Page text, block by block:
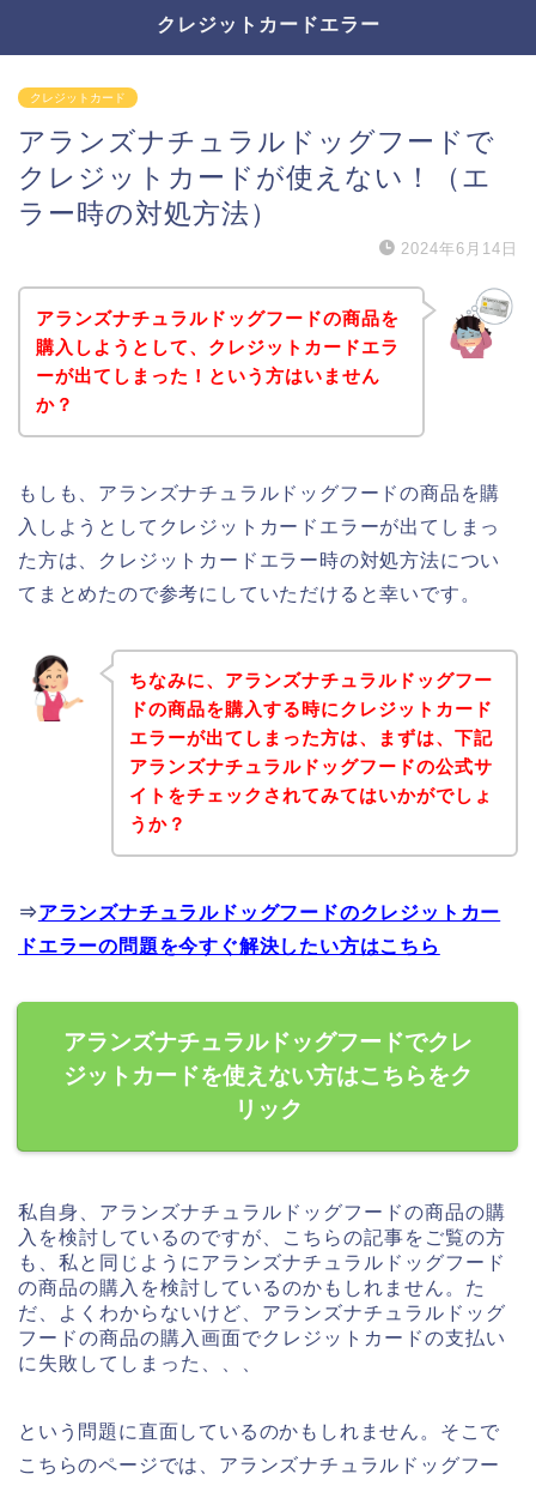
クレジットカードエラー
クレジットカード
アランズナチュラルドッグフードで
クレジットカードが使えない！（エ
ラー時の対処方法）
2024年6月14日
アランズナチュラルドッグフードの商品を
購入しようとして、クレジットカードエラ
ーが出てしまった！という方はいません
か？
もしも、アランズナチュラルドッグフードの商品を購
入しようとしてクレジットカードエラーが出てしまっ
た方は、クレジットカードエラー時の対処方法につい
てまとめたので参考にしていただけると幸いです。
ちなみに、アランズナチュラルドッグフー
ドの商品を購入する時にクレジットカード
エラーが出てしまった方は、まずは、下記
アランズナチュラルドッグフードの公式サ
イトをチェックされてみてはいかがでしょ
うか？
⇒アランズナチュラルドッグフードのクレジットカー
ドエラーの問題を今すぐ解決したい方はこちら
アランズナチュラルドッグフードでクレ
ジットカードを使えない方はこちらをク
リック
私自身、アランズナチュラルドッグフードの商品の購
入を検討しているのですが、こちらの記事をご覧の方
も、私と同じようにアランズナチュラルドッグフード
の商品の購入を検討しているのかもしれません。た
だ、よくわからないけど、アランズナチュラルドッグ
フードの商品の購入画面でクレジットカードの支払い
に失敗してしまった、、、
という問題に直面しているのかもしれません。そこで
こちらのページでは、アランズナチュラルドッグフー